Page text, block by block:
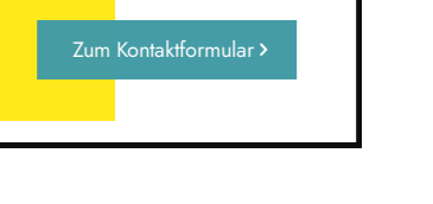
Zum Kontaktformular